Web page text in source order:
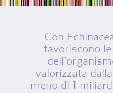
Con
favoriscono
valorizzata
meno di 1